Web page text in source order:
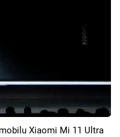
Xiaomi Mi 11 Ultra